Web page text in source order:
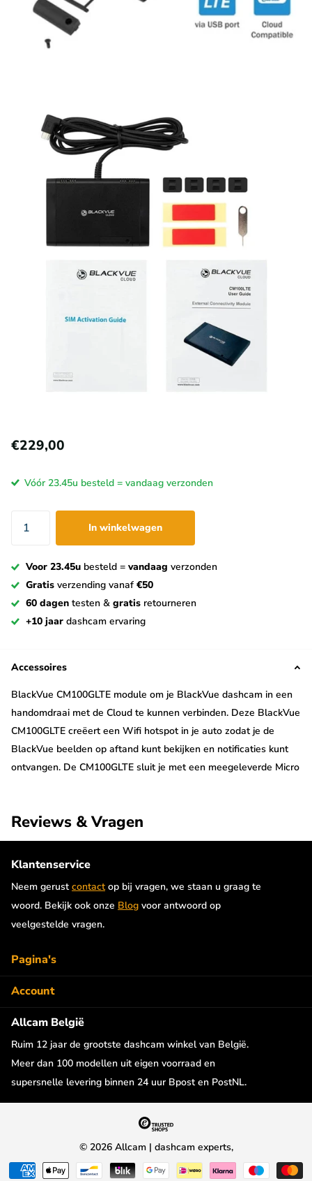
€229,00
Vóór 23.45u besteld = vandaag verzonden
In winkelwagen
Voor 23.45u besteld = vandaag verzonden
Gratis verzending vanaf €50
60 dagen testen & gratis retourneren
+10 jaar dashcam ervaring
Accessoires
BlackVue CM100GLTE module om je BlackVue dashcam in een
handomdraai met de Cloud te kunnen verbinden. Deze BlackVue
CM100GLTE creëert een Wifi hotspot in je auto zodat je de
BlackVue beelden op aftand kunt bekijken en notificaties kunt
ontvangen. De CM100GLTE sluit je met een meegeleverde Micro
In de BlackVue CM100GLTE doe je een Nano Sim kaart met data
abonnement (niet meegeleverd). De BlackVue wordt hierna via
worden:
Live beelden bekijken
Remote Video Playback
Event Auto Upload
GPS-tracking: realtime en geschiedenis
2-weg audio communicatie
Rij rapportages
bevestigen en heeft een compact formaat van 90 x 60 x 10mm.
Reviews & Vragen
Klantenservice
Neem gerust contact op bij vragen, we staan u graag te
woord. Bekijk ook onze Blog voor antwoord op
veelgestelde vragen.
Pagina's
Account
Allcam België
Ruim 12 jaar de grootste dashcam winkel van België.
Meer dan 100 modellen uit eigen voorraad en
supersnelle levering binnen 24 uur Bpost en PostNL.
© 2026Allcam | dashcam experts,